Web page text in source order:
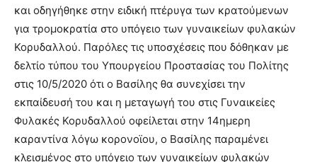
και οδηγήθηκε στην ειδική πτέρυγα των κρατούμενων
για τρομοκρατία στο υπόγειο των γυναικείων φυλακών
Κορυδαλλού. Παρόλες τις υποσχέσεις που δόθηκαν με
δελτίο τύπου του Υπουργείου Προστασίας του Πολίτης
στις 10/5/2020 ότι ο Βασίλης θα συνεχίσει την
εκπαίδευσή του και η μεταγωγή του στις Γυναικείες
Φυλακές Κορυδαλλού οφείλεται στην 14ημερη
καραντίνα λόγω κορονοϊου, ο Βασίλης παραμένει
κλεισμένος στο υπόγειο των γυναικείων φυλακών